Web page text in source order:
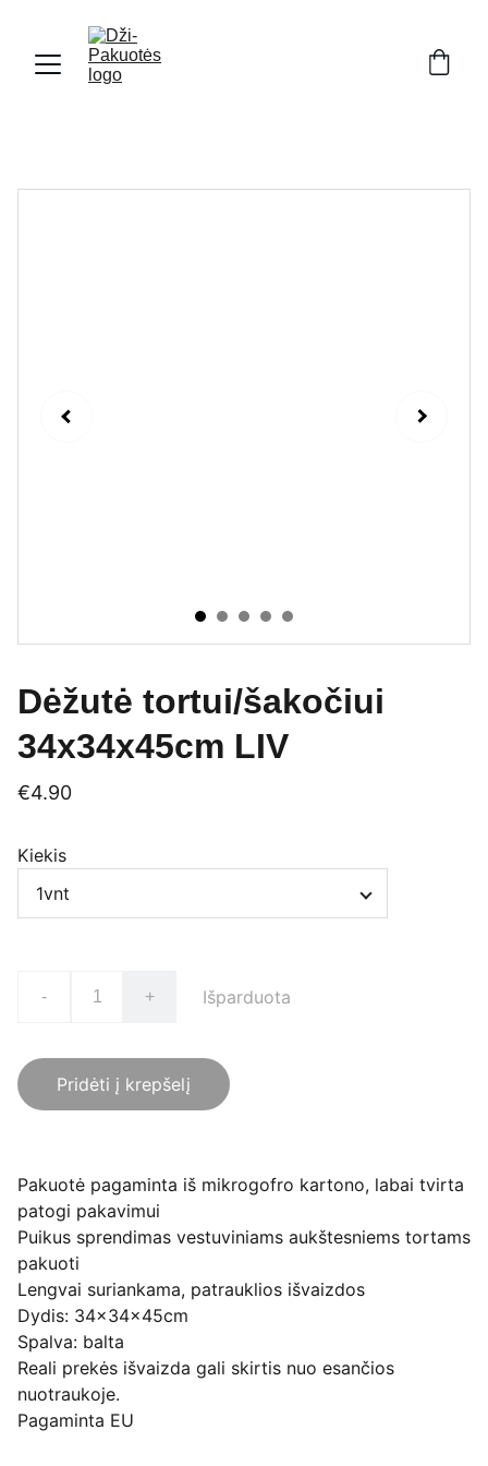
Dėžutė tortui/šakočiui
34x34x45cm LIV
€4.90
Kiekis
- + Išparduota
Pridėti į krepšelį
Pakuotė pagaminta iš mikrogofro kartono, labai tvirta
patogi pakavimui
Puikus sprendimas vestuviniams aukštesniems tortams
pakuoti
Lengvai suriankama, patrauklios išvaizdos
Dydis: 34x34x45cm
Spalva: balta
Reali prekės išvaizda gali skirtis nuo esančios
nuotraukoje.
Pagaminta EU